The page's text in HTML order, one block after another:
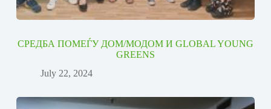
СРЕДБА ПОМЕЃУ ДОМ/МОДОМ И GLOBAL YOUNG
GREENS
July 22, 2024